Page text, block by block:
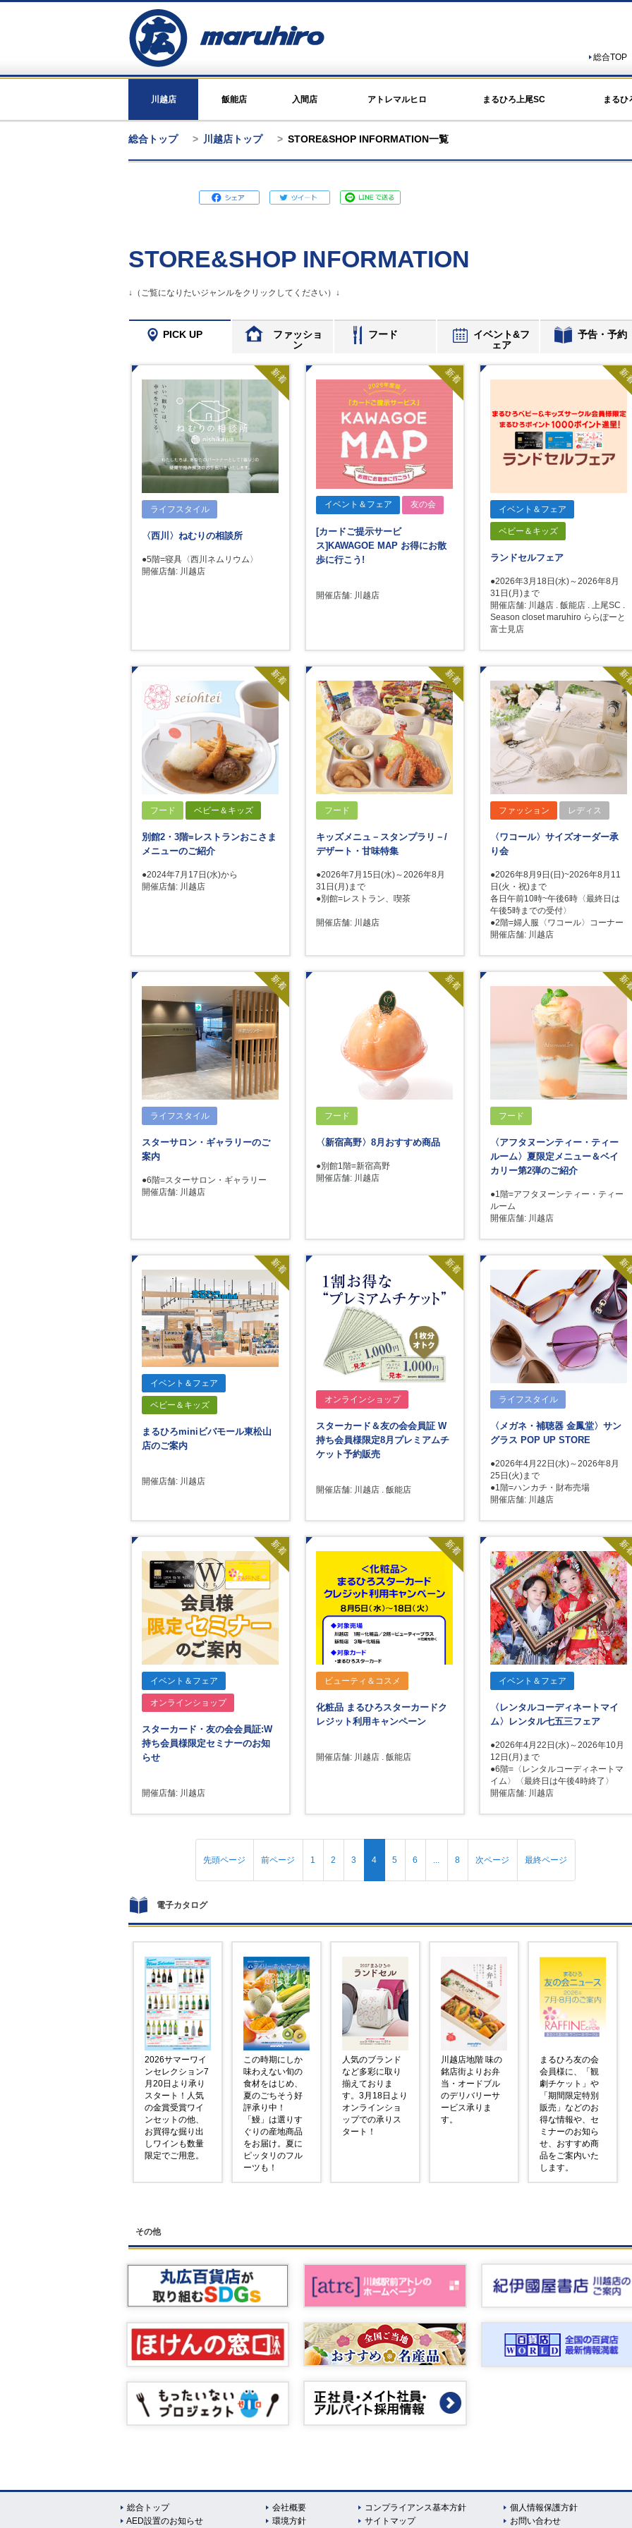
総合TOP
川越店 飯能店 入間店 アトレマルヒロ まるひろ上尾SC まるひ
総合トップ 川越店トップ STORE&SHOP INFORMATION一覧
STORE&SHOP INFORMATION
↓（ご覧になりたいジャンルをクリックしてください）↓
PICK UP
ファッショ
ン
フード
イベント&フ
ェア
予告・予約
新着
ライフスタイル
〈西川〉ねむりの相談所
●5階=寝具〈西川ネムリウム〉
開催店舗: 川越店
新着
イベント＆フェア 友の会
[カードご提示サービ
ス]KAWAGOE MAP お得にお散
歩に行こう!
開催店舗: 川越店
新
イベント＆フェア
ベビー＆キッズ
ランドセルフェア
●2026年3月18日(水)～2026年8月
31日(月)まで
開催店舗: 川越店 . 飯能店 . 上尾SC .
Season closet maruhiro ららぽーと
富士見店
新着
フード ベビー＆キッズ
別館2・3階=レストランおこさま
メニューのご紹介
●2024年7月17日(水)から
開催店舗: 川越店
新着
フード
キッズメニュ－スタンプラリ－/
デザート・甘味特集
●2026年7月15日(水)～2026年8月
31日(月)まで
●別館=レストラン、喫茶
開催店舗: 川越店
新
ファッション レディス
〈ワコール〉サイズオーダー承
り会
●2026年8月9日(日)~2026年8月11
日(火・祝)まで
各日午前10時~午後6時〈最終日は
午後5時までの受付〉
●2階=婦人服〈ワコール〉コーナー
開催店舗: 川越店
新着
ライフスタイル
スターサロン・ギャラリーのご
案内
●6階=スターサロン・ギャラリー
開催店舗: 川越店
新着
フード
〈新宿高野〉8月おすすめ商品
●別館1階=新宿高野
開催店舗: 川越店
新
フード
〈アフタヌーンティー・ティー
ルーム〉夏限定メニュー＆ベイ
カリー第2弾のご紹介
●1階=アフタヌーンティー・ティー
ルーム
開催店舗: 川越店
新着
イベント＆フェア
ベビー＆キッズ
まるひろminiビバモール東松山
店のご案内
開催店舗: 川越店
新着
オンラインショップ
スターカード＆友の会会員証 W
持ち会員様限定8月プレミアムチ
ケット予約販売
開催店舗: 川越店 . 飯能店
新
ライフスタイル
〈メガネ・補聴器 金鳳堂〉サン
グラス POP UP STORE
●2026年4月22日(水)～2026年8月
25日(火)まで
●1階=ハンカチ・財布売場
開催店舗: 川越店
新着
イベント＆フェア
オンラインショップ
スターカード・友の会会員証:W
持ち会員様限定セミナーのお知
らせ
開催店舗: 川越店
新着
ビューティ＆コスメ
化粧品 まるひろスターカードク
レジット利用キャンペーン
開催店舗: 川越店 . 飯能店
新
イベント＆フェア
〈レンタルコーディネートマイ
ム〉レンタル七五三フェア
●2026年4月22日(水)～2026年10月
12日(月)まで
●6階=〈レンタルコーディネートマ
イム〉〈最終日は午後4時終了〉
開催店舗: 川越店
先頭ページ 前ページ 1 2 3 4 5 6 ... 8 次ページ 最終ページ
電子カタログ
2026サマーワイ
ンセレクション7
月20日より承り
スタート！人気
の金賞受賞ワイ
ンセットの他、
お買得な掘り出
しワインも数量
限定でご用意。
この時期にしか
味わえない旬の
食材をはじめ、
夏のごちそう好
評承り中！
「鰻」は選りす
ぐりの産地商品
をお届け。夏に
ピッタリのフル
ーツも！
人気のブランド
など多彩に取り
揃えておりま
す。3月18日より
オンラインショ
ップでの承りス
タート！
川越店地階 味の
銘店街よりお弁
当・オードブル
のデリバリーサ
ービス承りま
す。
まるひろ友の会
会員様に、「観
劇チケット」や
「期間限定特別
販売」などのお
得な情報や、セ
ミナーのお知ら
せ、おすすめ商
品をご案内いた
します。
その他
総合トップ 会社概要 コンプライアンス基本方針
個人情報保護方針
AED設置のお知らせ
環境方針 サイトマップ お問い合わせ